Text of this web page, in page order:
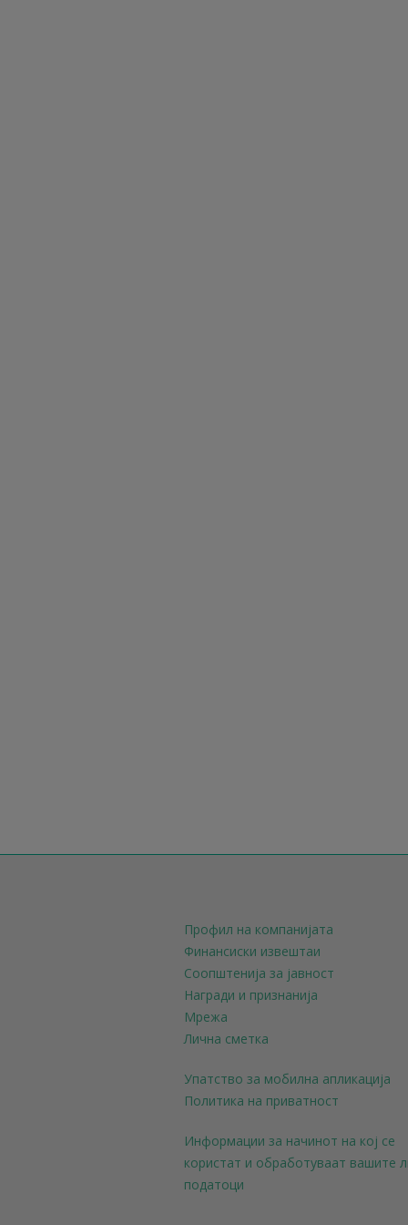
Профил на компанијата
Финансиски извештаи
Соопштенија за јавност
Награди и признанија
Мрежа
Лична сметка
Упатство за мобилна апликација
Политика на приватност
Информации за начинот на кој се
користат и обработуваат вашите
податоци